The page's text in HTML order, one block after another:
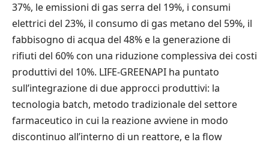
37%, le emissioni di gas serra del 19%, i consumi
elettrici del 23%, il consumo di gas metano del 59%, il
fabbisogno di acqua del 48% e la generazione di
rifiuti del 60% con una riduzione complessiva dei costi
produttivi del 10%. LIFE-GREENAPI ha puntato
sull’integrazione di due approcci produttivi: la
tecnologia batch, metodo tradizionale del settore
farmaceutico in cui la reazione avviene in modo
discontinuo all’interno di un reattore, e la flow